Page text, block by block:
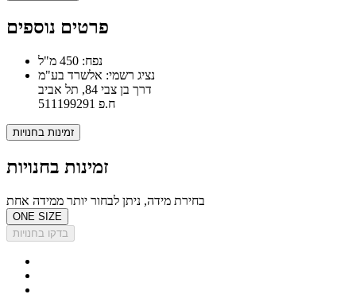
פרטים נוספים
נפח: 450 מ"ל
נציג רשמי: אלשרד בע"מ
דרך בן צבי 84, תל אביב
ח.פ 511199291
זמינות בחנויות
זמינות בחנויות
בחירת מידה, ניתן לבחור יותר ממידה אחת
ONE SIZE
בדקו בחנויות